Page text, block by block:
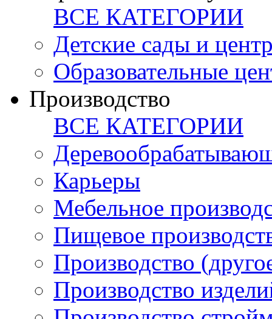
ВСЕ КАТЕГОРИИ
Детские сады и
Образовательные
Производство
ВСЕ КАТЕГОРИИ
Карьеры
Мебельное
Пищевое
Производство
Производство